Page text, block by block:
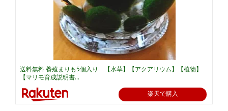
送料無料 養殖まりも5個入り 【水草】【アクアリウム】【植物】
【マリモ育成説明書...
楽天で購入